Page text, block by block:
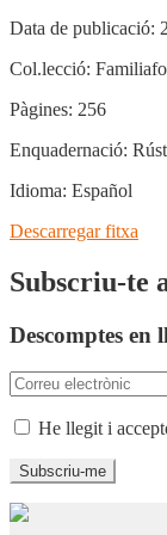
Data de publicació:
Col.lecció:
Pàgines: 256
Enquadernació:
Idioma: Español
Descarregar fitxa
Subscriu-te
Descomptes en
He llegit i